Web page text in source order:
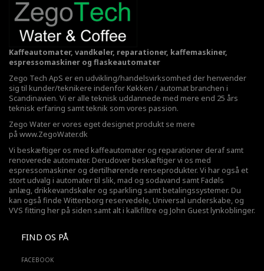
Kaffeautomater, vandkøler, reparationer, kaffemaskiner,
espressomaskiner og flaskeautomater
Zego Tech ApS er en udvikling/handelsvirksomhed der henvender
sig til kunder/teknikere indenfor Køkken / automat branchen i
Scandinavien. Vi er alle teknisk uddannede med mere end 25 års
teknisk erfaring samt teknik som vores passion.
Zego Water er vores eget designet produkt se mere
på www.ZegoWater.dk
Vi beskæftiger os med kaffeautomater og reparationer deraf samt
renoverede automater. Derudover beskæftiger vi os med
espressomaskiner og dertilhørende renseprodukter. Vi har også et
stort udvalg i automater til slik, mad og sodavand samt Fadøls
anlæg, drikkevandskøler og sparkling samt betalingssystemer. Du
kan også finde Wittenborg reservedele, Universal underskabe, og
VVS fitting her på siden samt alt i kalkfiltre og John Guest lynkoblinger.
FIND OS PÅ
FACEBOOK